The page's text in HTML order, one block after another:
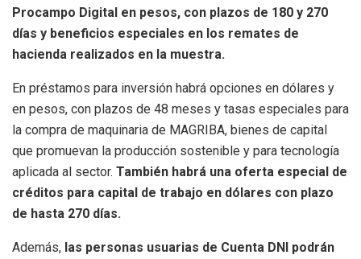
Procampo Digital en pesos, con plazos de 180 y 270
días y beneficios especiales en los remates de
hacienda realizados en la muestra.
En préstamos para inversión habrá opciones en dólares y
en pesos, con plazos de 48 meses y tasas especiales para
la compra de maquinaria de MAGRIBA, bienes de capital
que promuevan la producción sostenible y para tecnología
aplicada al sector. También habrá una oferta especial de
créditos para capital de trabajo en dólares con plazo
de hasta 270 días.
Además, las personas usuarias de Cuenta DNI podrán